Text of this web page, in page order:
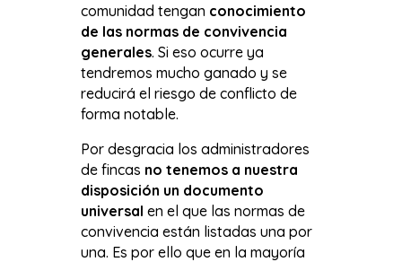
comunidad tengan conocimiento
de las normas de convivencia
generales. Si eso ocurre ya
tendremos mucho ganado y se
reducirá el riesgo de conflicto de
forma notable.
Por desgracia los administradores
de fincas no tenemos a nuestra
disposición un documento
universal en el que las normas de
convivencia están listadas una por
una. Es por ello que en la mayoría